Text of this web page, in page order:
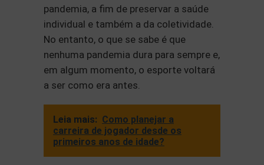
pandemia, a fim de preservar a saúde
individual e também a da coletividade.
No entanto, o que se sabe é que
nenhuma pandemia dura para sempre e,
em algum momento, o esporte voltará
a ser como era antes.
Leia mais: Como planejar a
carreira de jogador desde os
primeiros anos de idade?